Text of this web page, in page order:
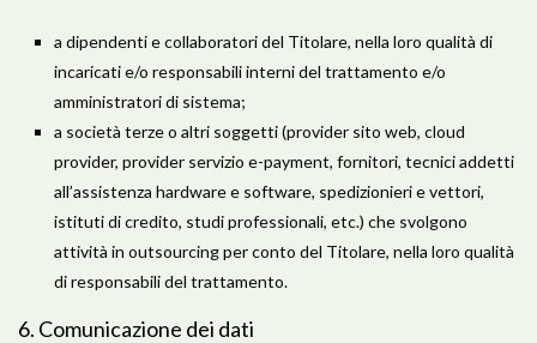
a dipendenti e collaboratori del Titolare, nella loro qualità di
incaricati e/o responsabili interni del trattamento e/o
amministratori di sistema;
a società terze o altri soggetti (provider sito web, cloud
provider, provider servizio e-payment, fornitori, tecnici addetti
all’assistenza hardware e software, spedizionieri e vettori,
istituti di credito, studi professionali, etc.) che svolgono
attività in outsourcing per conto del Titolare, nella loro qualità
di responsabili del trattamento.
​6. Comunicazione dei dati